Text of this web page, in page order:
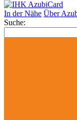
In der Nähe Über
Suche: